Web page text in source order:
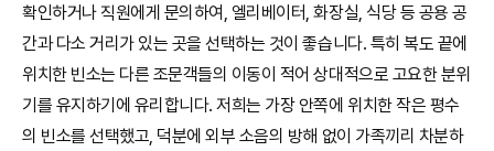
확인하거나 직원에게 문의하여, 엘리베이터, 화장실, 식당 등 공용 공
간과 다소 거리가 있는 곳을 선택하는 것이 좋습니다. 특히 복도 끝에
위치한 빈소는 다른 조문객들의 이동이 적어 상대적으로 고요한 분위
기를 유지하기에 유리합니다. 저희는 가장 안쪽에 위치한 작은 평수
의 빈소를 선택했고, 덕분에 외부 소음의 방해 없이 가족끼리 차분하